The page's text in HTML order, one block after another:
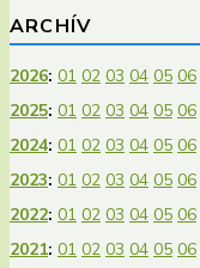
ARCHÍV
2026: 01 02 03 04 05 06
2025: 01 02 03 04 05 06
2024: 01 02 03 04 05 06
2023: 01 02 03 04 05 06
2022: 01 02 03 04 05 06
2021: 01 02 03 04 05 06